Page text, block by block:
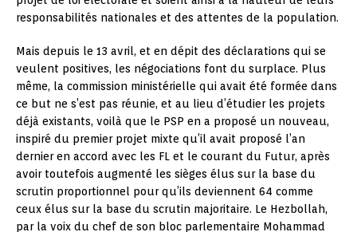
responsabilités nationales et des attentes de la population.
Mais depuis le 13 avril, et en dépit des déclarations qui se
veulent positives, les négociations font du surplace. Plus
même, la commission ministérielle qui avait été formée dans
ce but ne s’est pas réunie, et au lieu d’étudier les projets
déjà existants, voilà que le PSP en a proposé un nouveau,
inspiré du premier projet mixte qu’il avait proposé l’an
dernier en accord avec les FL et le courant du Futur, après
avoir toutefois augmenté les sièges élus sur la base du
scrutin proportionnel pour qu’ils deviennent 64 comme
ceux élus sur la base du scrutin majoritaire. Le Hezbollah,
par la voix du chef de son bloc parlementaire Mohammad